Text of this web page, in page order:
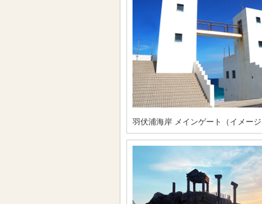
羽伏浦海岸 メインゲート（イメージ